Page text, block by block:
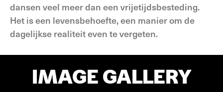
dansen veel meer dan een vrijetijdsbesteding.
Het is een levensbehoefte, een manier om de
dagelijkse realiteit even te vergeten.
IMAGE GALLERY